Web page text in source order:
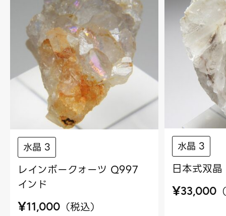
水晶 3
レインボークォーツ Q997
インド
¥11,000 （税込）
水晶 3
日本式双
¥33,000 （